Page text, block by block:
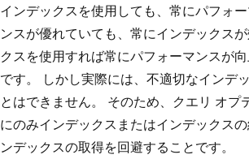
インデックスを使用しても、常にパフォ
ンスが優れていても、常にインデックス
クスを使用すれば常にパフォーマンスが
です。 しかし実際には、不適切なインデ
とはできません。 そのため、クエリ オ
にのみインデックスまたはインデックス
ンデックスの取得を回避することです。